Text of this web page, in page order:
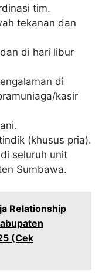
tim.
tekanan dan
di hari libur
di
kasir
(khusus pria).
seluruh unit
Sumbawa.
Relationship
(Cek